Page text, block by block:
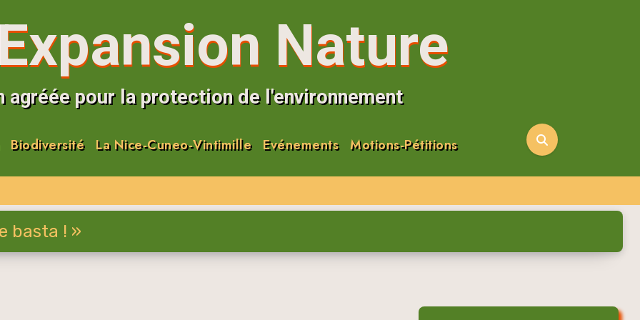
Nature
agréée pour la protection de l'environnement
Biodiversité La Nice-Cuneo-Vintimille Evénements Motions-Pétitions
basta ! »